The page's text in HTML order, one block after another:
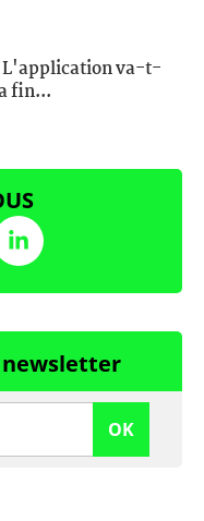
L'application va-t-
fin...
newsletter
OK